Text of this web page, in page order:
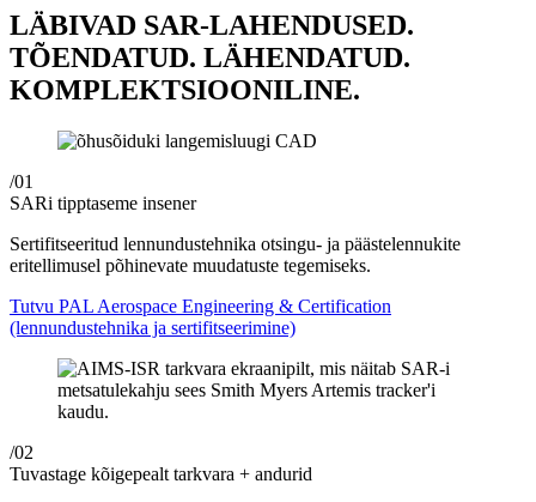
LÄBIVAD SAR-LAHENDUSED.
TÕENDATUD. LÄHENDATUD.
KOMPLEKTSIOONILINE.
/01
SARi tipptaseme insener
Sertifitseeritud lennundustehnika otsingu- ja päästelennukite
eritellimusel põhinevate muudatuste tegemiseks.
Tutvu PAL Aerospace Engineering & Certification
(lennundustehnika ja sertifitseerimine)
/02
Tuvastage kõigepealt tarkvara + andurid